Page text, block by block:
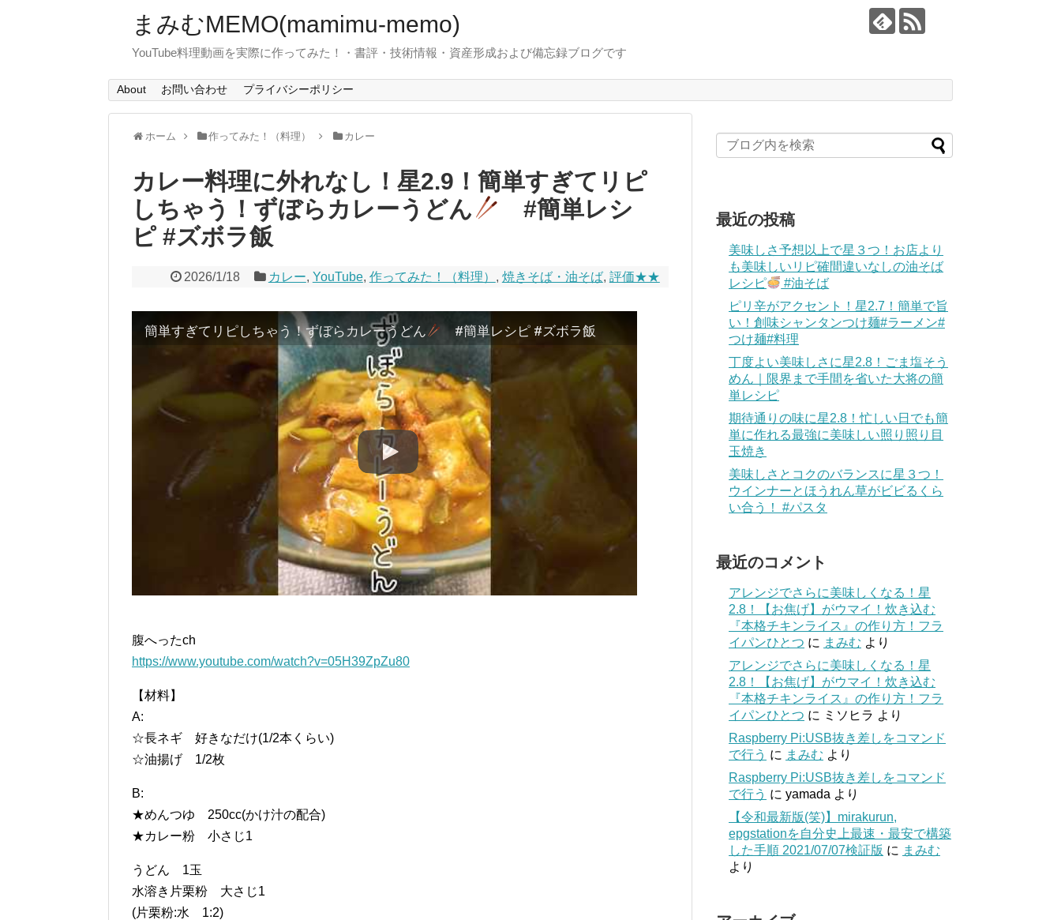
まみむMEMO(mamimu-memo)
YouTube料理動画を実際に作ってみた！・書評・技術情報・資産形成および備忘録ブログです
About お問い合わせ プライバシーポリシー
ホーム 作ってみた！（料理） カレー
カレー料理に外れなし！星2.9！簡単すぎてリピ
しちゃう！ずぼらカレーうどん
#簡単レシ
ピ #ズボラ飯
2026/1/18 カレー, YouTube, 作ってみた！（料理） , 焼きそば・油そば, 評価★★
簡単すぎてリピしちゃう！ずぼらカレーうどん #簡単レシピ #ズボラ飯
腹へったch
https://www.youtube.com/watch?v=05H39ZpZu80
【材料】
A:
☆長ネギ 好きなだけ(1/2本くらい)
☆油揚げ 1/2枚
B:
★めんつゆ 250cc(かけ汁の配合)
★カレー粉 小さじ1
うどん 1玉
水溶き片栗粉 大さじ1
(片栗粉:水 1:2)
最近の投稿
美味しさ予想以上で星３つ！お店より
も美味しいリピ確間違いなしの油そば
レシピ
#油そば
ピリ辛がアクセント！星2.7！簡単で旨
い！創味シャンタンつけ麺#ラーメン#
つけ麺#料理
丁度よい美味しさに星2.8！ごま塩そう
めん｜限界まで手間を省いた大将の簡
単レシピ
期待通りの味に星2.8！忙しい日でも簡
単に作れる最強に美味しい照り照り目
玉焼き
美味しさとコクのバランスに星３つ！
ウインナーとほうれん草がビビるくら
い合う！ #パスタ
最近のコメント
アレンジでさらに美味しくなる！星
2.8！【お焦げ】がウマイ！炊き込む
『本格チキンライス』の作り方！フラ
イパンひとつ に まみむ より
アレンジでさらに美味しくなる！星
2.8！【お焦げ】がウマイ！炊き込む
『本格チキンライス』の作り方！フラ
イパンひとつ に ミソヒラ より
Raspberry Pi:USB抜き差しをコマンド
で行う に まみむ より
Raspberry Pi:USB抜き差しをコマンド
で行う に yamada より
【令和最新版(笑)】mirakurun,
epgstationを自分史上最速・最安で構築
した手順 2021/07/07検証版 に まみむ
より